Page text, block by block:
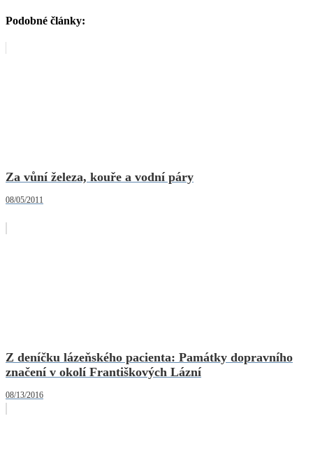
Podobné články:
Za vůní železa, kouře a vodní páry
08/05/2011
Z deníčku lázeňského pacienta: Památky dopravního
značení v okolí Františkových Lázní
08/13/2016